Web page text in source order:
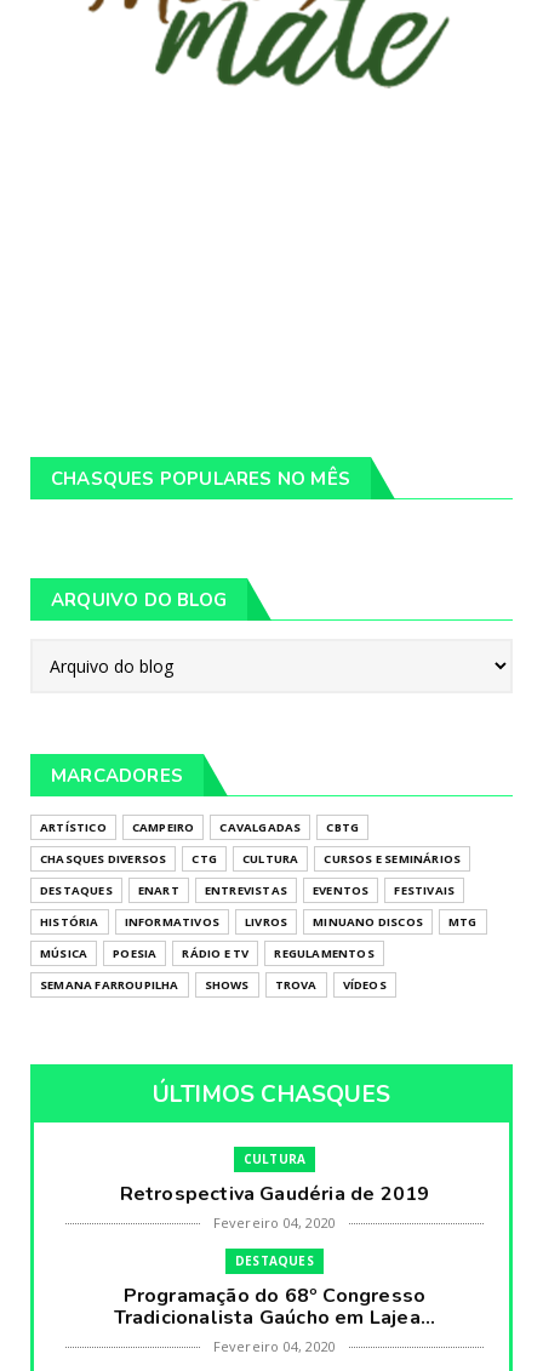
CHASQUES POPULARES NO MÊS
ARQUIVO DO BLOG
MARCADORES
ARTÍSTICO CAMPEIRO CAVALGADAS
CBTG
CHASQUES DIVERSOS
CTG CULTURA
CURSOS E SEMINÁRIOS
DESTAQUES
ENART ENTREVISTAS EVENTOS
FESTIVAIS
HISTÓRIA
INFORMATIVOS LIVROS MINUANO DISCOS
MTG
MÚSICA
POESIA RÁDIO E TV
REGULAMENTOS
SEMANA FARROUPILHA
SHOWS TROVA VÍDEOS
ÚLTIMOS CHASQUES
CULTURA
Retrospectiva Gaudéria de 2019
Fevereiro 04, 2020
DESTAQUES
Programação do 68º Congresso
Tradicionalista Gaúcho em Lajea...
Fevereiro 04, 2020